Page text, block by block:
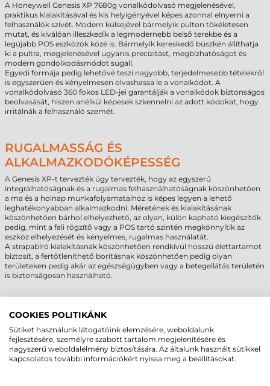
A Honeywell Genesis XP 7680g vonalkódolvasó megjelenésével,
praktikus kialakításával és kis helyigényével képes azonnal elnyerni a
felhasználók szívét. Modern külsejével bármelyik pulton tökéletesen
mutat, és kiválóan illeszkedik a legmodernebb belső terekbe és a
legújabb POS eszközök közé is. Bármelyik kereskedő büszkén állíthatja
ki a pultra, megjelenésével ugyanis precizitást, megbízhatóságot és
modern gondolkodásmódot sugall.
Egyedi formája pedig lehetővé teszi nagyobb, terjedelmesebb tételekről
is egyszerűen és kényelmesen olvashassa le a vonalkódot. A
vonalkódolvasó 360 fokos LED-jei garantálják a vonalkódok biztonságos
beolvasását, hiszen anélkül képesek szkennelni az adott kódokat, hogy
irritálnák a felhasználó szemét.
RUGALMASSÁG ÉS
ALKALMAZKODÓKÉPESSÉG
A Genesis XP-t tervezték úgy tervezték, hogy az egyszerű
integrálhatóságnak és a rugalmas felhasználhatóságnak köszönhetően
a ma és a holnap munkafolyamataihoz is képes legyen a lehető
leghatékonyabban alkalmazkodni. Méretének és kialakításának
köszönhetően bárhol elhelyezhető, az olyan, külön kapható kiegészítők
pedig, mint a fali rögzítő vagy a POS tartó szintén megkönnyítik az
eszköz elhelyezését és kényelmes, rugalmas használatát.
A strapabíró kialakításnak köszönhetően rendkívül hosszú élettartamot
biztosít, a fertőtleníthető borításnak köszönhetően pedig olyan
területeken pedig akár az egészségügyben vagy a betegellátás területén
is biztonságosan használható.
KIVÁLÓ TELJESÍTMÉNY, MEGFIZETHETŐ
ÁR
A Honeywell Genesis XP 7680g vonalkódolvasó kiváló teljesítményt,
megbízható működést és modern, elegáns megjelenést garantál. 1D és
2D vonalkódok olvasására egyaránt alkalmas, működtetése és
COOKIES POLITIKÁNK
Sütiket használunk látogatóink elemzésére, weboldalunk
fejlesztésére, személyre szabott tartalom megjelenítésére és
nagyszerű weboldalélmény biztosítására. Az általunk használt sütikkel
kapcsolatos további információkért nyissa meg a beállításokat.